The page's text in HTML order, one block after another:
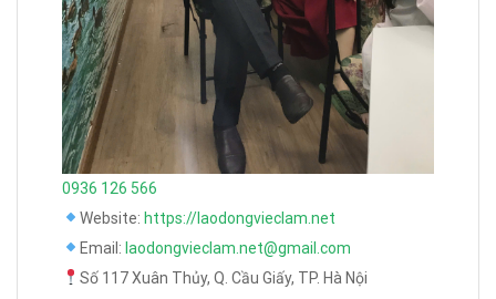
0936 126 566
Website: https://laodongvieclam.net
Email: laodongvieclam.net@gmail.com
Số 117 Xuân Thủy, Q. Cầu Giấy, TP. Hà Nội